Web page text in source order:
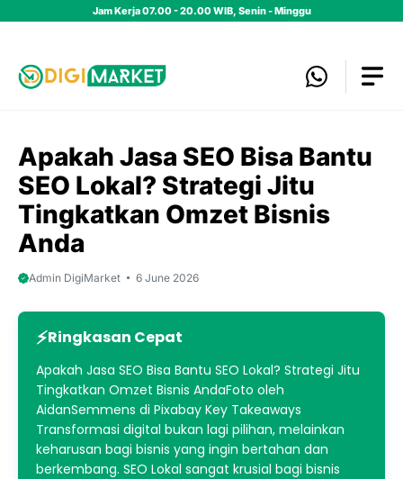
Jam Kerja 07.00 - 20.00 WIB, Senin - Minggu
Apakah Jasa SEO Bisa Bantu
SEO Lokal? Strategi Jitu
Tingkatkan Omzet Bisnis
Anda
Admin DigiMarket 6 June 2026
Ringkasan Cepat
Apakah Jasa SEO Bisa Bantu SEO Lokal? Strategi Jitu
Tingkatkan Omzet Bisnis AndaFoto oleh
AidanSemmens di Pixabay Key Takeaways
Transformasi digital bukan lagi pilihan, melainkan
keharusan bagi bisnis yang ingin bertahan dan
berkembang. SEO Lokal sangat krusial bagi bisnis